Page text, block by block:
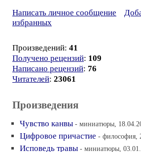
Написать личное сообщение
избранных
Произведений: 41
Получено рецензий: 109
Написано рецензий: 76
Читателей: 23061
Произведения
Чувство канвы - миниатюры,
Цифровое причастие - философия,
Исповедь травы - миниатюры,